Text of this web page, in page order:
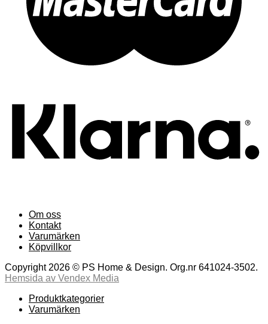
Om oss
Kontakt
Varumärken
Köpvillkor
Copyright 2026 © PS Home & Design. Org.nr 641024-3502.
Hemsida av Vendex Media
Produktkategorier
Varumärken